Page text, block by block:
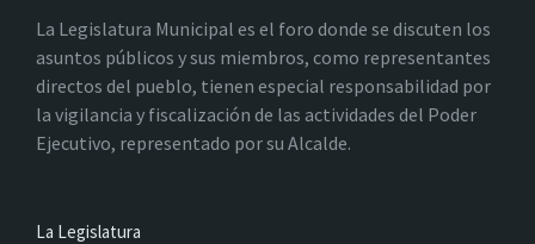
La Legislatura Municipal es el foro donde se discuten los
asuntos públicos y sus miembros, como representantes
directos del pueblo, tienen especial responsabilidad por
la vigilancia y fiscalización de las actividades del Poder
Ejecutivo, representado por su Alcalde.
La Legislatura